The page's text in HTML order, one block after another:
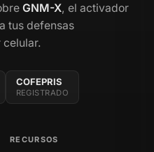
GNM-X, el activador
tus defensas
COFEPRIS
REGISTRADO
RECURSOS